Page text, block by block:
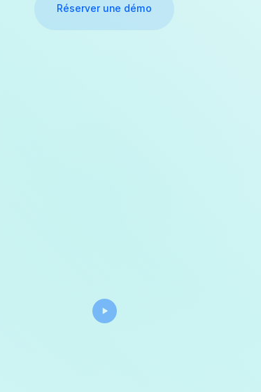
Réserver une démo